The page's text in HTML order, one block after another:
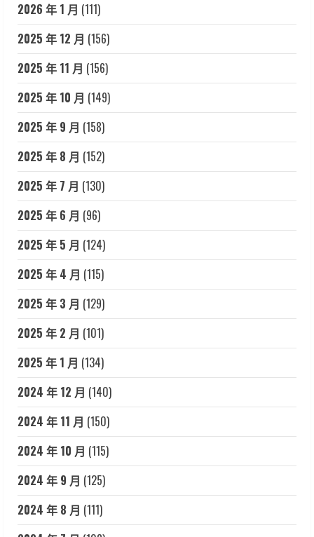
2026 年 1 月 (111)
2025 年 12 月 (156)
2025 年 11 月 (156)
2025 年 10 月 (149)
2025 年 9 月 (158)
2025 年 8 月 (152)
2025 年 7 月 (130)
2025 年 6 月 (96)
2025 年 5 月 (124)
2025 年 4 月 (115)
2025 年 3 月 (129)
2025 年 2 月 (101)
2025 年 1 月 (134)
2024 年 12 月 (140)
2024 年 11 月 (150)
2024 年 10 月 (115)
2024 年 9 月 (125)
2024 年 8 月 (111)